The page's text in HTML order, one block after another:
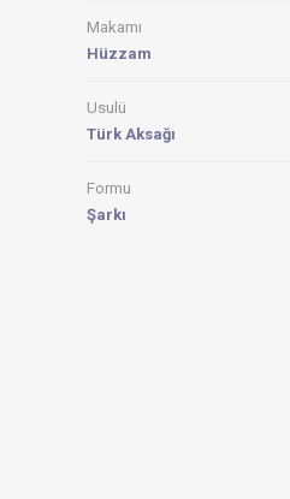
Makamı
Hüzzam
Usulü
Türk Aksağı
Formu
Şarkı